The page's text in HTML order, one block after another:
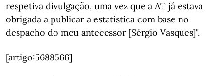
respetiva divulgação, uma vez que a AT já estava
obrigada a publicar a estatística com base no
despacho do meu antecessor [Sérgio Vasques]".
[artigo:5688566]